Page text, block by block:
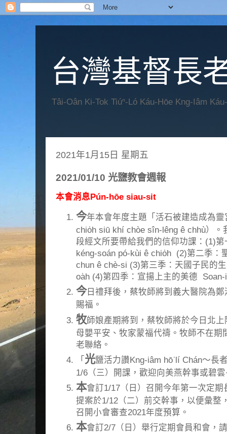
台灣基督長
Tâi-Oân Ki-Tok Tiúⁿ-Ló Káu-Hōe Kng-Iâm
2021年1月15日 星期五
2021/01/10 光鹽教會週報
本會消息Pún-hōe siau-sit
今年本會年度主題「活石被建造成為
chio̍h siū khí chòe sîn-lêng ê chhù）
段經文所要帶給我們的信仰功課：(1)
kéng-soán pó-kùi ê chio̍h (2)第二季：
chun ê chè-si (3)第三季：天國子民的
oa̍h (4)第四季：宣揚上主的美德
今日禮拜後，蔡牧師將到義大醫院為
賜福。
牧師娘產期將到，蔡牧師將於今日北
母嬰平安、牧家蒙福代禱。牧師不在
老聯絡。
「 光鹽活力讚Kng-iâm hō͘ lí Chán～長
1/6（三）開課，歡迎向美燕幹事或碧
本會訂1/17（日）召開今年第一次定
提案於1/12（二）前交幹事，以便彙整
召開小會審查2021年度預算。
本會訂2/7（日）舉行定期會員和會，